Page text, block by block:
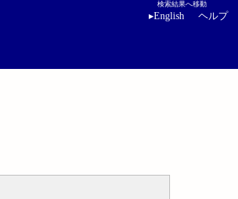
検索結果へ移動
▸English ヘルプ